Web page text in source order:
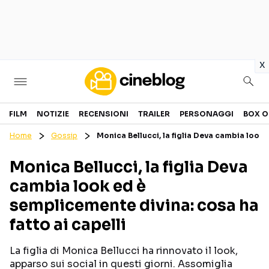
x
Cinema
GENERI
PERSONAGGI
CANALI STREAMING
Categorie
NOTIZIE
TRAILER
FILM NOTIZIE RECENSIONI TRAILER PERSONAGGI BOX
Home Gossip Monica Bellucci, la figlia Deva cambia
Monica Bellucci, la figlia Deva
cambia look ed è
semplicemente divina: cosa ha
fatto ai capelli
La figlia di Monica Bellucci ha rinnovato il look,
apparso sui social in questi giorni. Assomiglia